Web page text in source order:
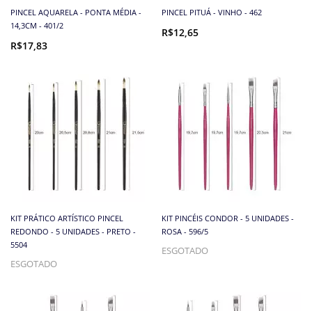
PINCEL AQUARELA - PONTA MÉDIA -
14,3CM - 401/2
R$17,83
PINCEL PITUÁ - VINHO - 462
R$12,65
KIT PRÁTICO ARTÍSTICO PINCEL
REDONDO - 5 UNIDADES - PRETO -
5504
ESGOTADO
KIT PINCÉIS CONDOR - 5 UNIDADES -
ROSA - 596/5
ESGOTADO